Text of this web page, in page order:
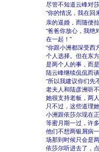
尽管不知道云峰对
“你的情况，我在回
亲的逼婚，而随便
“爸爸你放心，我绝
在一起！”
“你跟小洲都深受西
个人选择。但在东
是两个人的事，而
陆云峰继续侃侃而
“所以我建议你们先
老夫人和陆彦洲听
她很支持老板，两
只不过，这些道理
小洲跟依莎尔现在
等蜜月期一过，许
他们不想两银屑病
场那到时候只会是
依莎尔听进去了，